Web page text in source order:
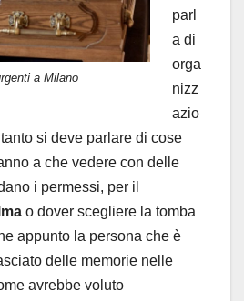
a Milano
parl
a di
orga
nizz
azio
si deve parlare di cose
a che vedere con delle
i permessi, per il
o dover scegliere la tomba
appunto la persona che è
delle memorie nelle
avrebbe voluto